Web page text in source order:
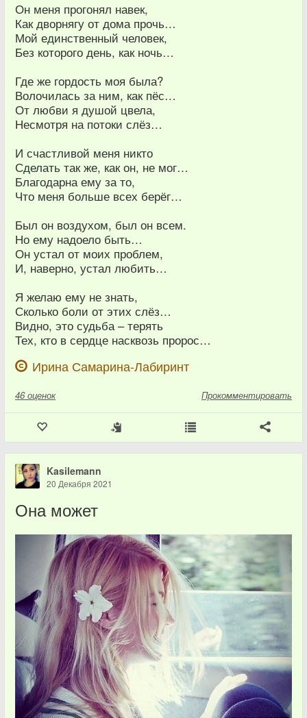
Он меня прогонял навек,
Как дворнягу от дома прочь…
Мой единственный человек,
Без которого день, как ночь…
Где же гордость моя была?
Волочилась за ним, как пёс…
От любви я душой цвела,
Несмотря на потоки слёз…
И счастливой меня никто
Сделать так же, как он, не мог…
Благодарна ему за то,
Что меня больше всех берёг…
Был он воздухом, был он всем.
Но ему надоело быть…
Он устал от моих проблем,
И, наверно, устал любить…
Я желаю ему не знать,
Сколько боли от этих слёз…
Видно, это судьба – терять
Тех, кто в сердце насквозь пророс…
Ирина Самарина-Лабиринт
46 оценок Прокомментировать
Kasilemann
20 Декабря 2021
Она может